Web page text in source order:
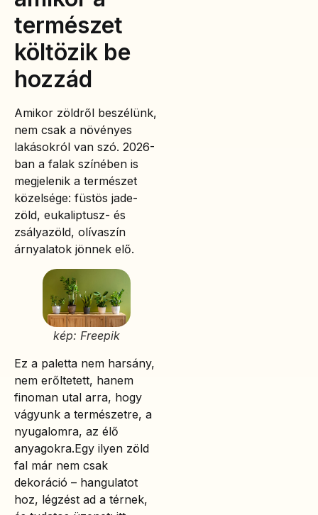
természet
költözik be
hozzád
Amikor zöldről beszélünk,
nem csak a növényes
lakásokról van szó. 2026-
ban a falak színében is
megjelenik a természet
közelsége: füstös jade-
zöld, eukaliptusz- és
zsályazöld, olívaszín
árnyalatok jönnek elő.
kép: Freepik
Ez a paletta nem harsány,
nem erőltetett, hanem
finoman utal arra, hogy
vágyunk a természetre, a
nyugalomra, az élő
anyagokra.Egy ilyen zöld
fal már nem csak
dekoráció – hangulatot
hoz, légzést ad a térnek,